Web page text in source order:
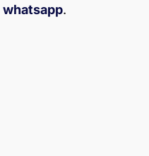
whatsapp.